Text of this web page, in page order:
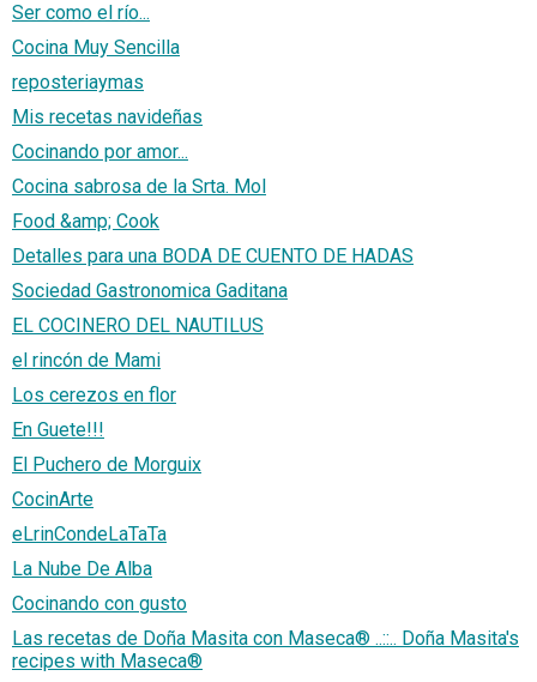
Ser como el río...
Cocina Muy Sencilla
reposteriaymas
Mis recetas navideñas
Cocinando por amor...
Cocina sabrosa de la Srta. Mol
Food &amp; Cook
Detalles para una BODA DE CUENTO DE HADAS
Sociedad Gastronomica Gaditana
EL COCINERO DEL NAUTILUS
el rincón de Mami
Los cerezos en flor
En Guete!!!
El Puchero de Morguix
CocinArte
eLrinCondeLaTaTa
La Nube De Alba
Cocinando con gusto
Las recetas de Doña Masita con Maseca® ..::.. Doña Masita's
recipes with Maseca®